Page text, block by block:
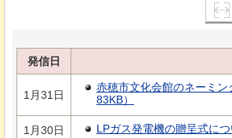
発信日
1月31日
赤穂市文化会館のネーミ
83KB）
1月30日 LPガス発電機の贈呈式に